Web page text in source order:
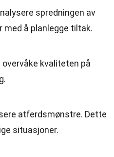
spredningen av
med å planlegge tiltak.
kvaliteten på
atferdsmønstre. Dette
situasjoner.